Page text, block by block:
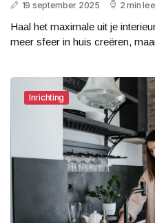
19 september 2025 2 min
Haal het maximale uit je
meer sfeer in huis creëren,
Inrichting